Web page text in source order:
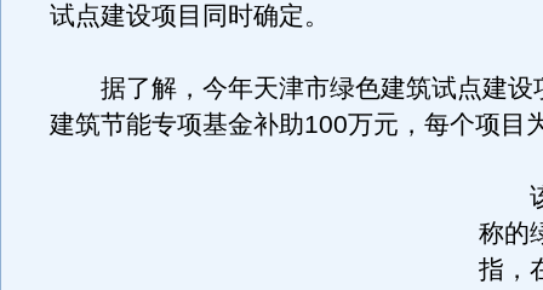
试点建设项目同时确定。
据了解，今年天津市绿色建筑试点建设
建筑节能专项基金补助100万元，每个项目
该
称的
指，